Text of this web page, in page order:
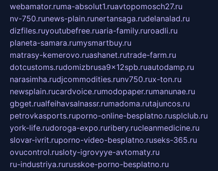
webamator.ruma-absolut1.ruavtopomosch27.ru
nv-750.runews-plain.runertansaga.rudelanalad.ru
dizfiles.ruyoutubefree.ruaria-family.ruroadli.ru
planeta-samara.rumysmartbuy.ru
matrasy-kemerovo.ruashanet.rutrade-farm.ru
dotcustoms.rudomizbrusa9x12spb.ruautodamp.ru
narasimha.rudjcommodities.runv750.rux-ton.ru
newsplain.rucardvoice.rumodopaper.rumanunae.ru
gbget.rualfeihavsalnassr.rumadoma.rutajuncos.ru
petrovkasports.ruporno-online-besplatno.rusplclub.ru
york-life.rudoroga-expo.ruribery.rucleanmedicine.ru
slovar-ivrit.ruporno-video-besplatno.ruseks-365.ru
ovucontrol.rusloty-igrovyye-avtomaty.ru
ru-industriya.rurusskoe-porno-besplatno.ru